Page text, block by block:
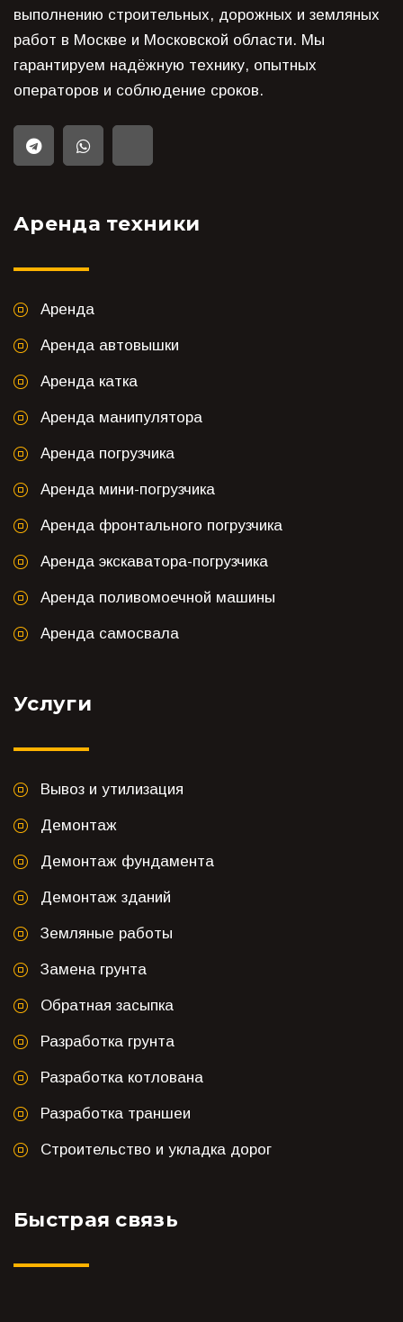
выполнению строительных, дорожных и земляных
работ в Москве и Московской области. Мы
гарантируем надёжную технику, опытных
операторов и соблюдение сроков.
Аренда техники
Аренда
Аренда автовышки
Аренда катка
Аренда манипулятора
Аренда погрузчика
Аренда мини-погрузчика
Аренда фронтального погрузчика
Аренда экскаватора-погрузчика
Аренда поливомоечной машины
Аренда самосвала
Услуги
Вывоз и утилизация
Демонтаж
Демонтаж фундамента
Демонтаж зданий
Земляные работы
Замена грунта
Обратная засыпка
Разработка грунта
Разработка котлована
Разработка траншеи
Строительство и укладка дорог
Быстрая связь